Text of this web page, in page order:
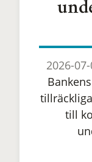
2026-
till